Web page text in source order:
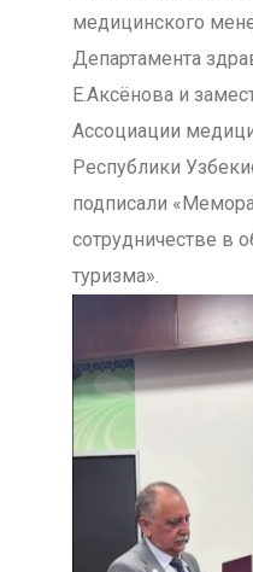
медицинского
Департамента
Е.Аксёнова и
Ассоциации
Республики
подписали
сотрудничестве в
туризма».